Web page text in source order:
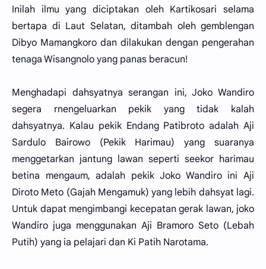
Inilah ilmu yang diciptakan oleh Kartikosari selama
bertapa di Laut Selatan, ditambah oleh gemblengan
Dibyo Mamangkoro dan dilakukan dengan pengerahan
tenaga Wisangnolo yang panas beracun!
Menghadapi dahsyatnya serangan ini, Joko Wandiro
segera rnengeluarkan pekik yang tidak kalah
dahsyatnya. Kalau pekik Endang Patibroto adalah Aji
Sardulo Bairowo (Pekik Harimau) yang suaranya
menggetarkan jantung lawan seperti seekor harimau
betina mengaum, adalah pekik Joko Wandiro ini Aji
Diroto Meto (Gajah Mengamuk) yang lebih dahsyat lagi.
Untuk dapat mengimbangi kecepatan gerak lawan, joko
Wandiro juga menggunakan Aji Bramoro Seto (Lebah
Putih) yang ia pelajari dan Ki Patih Narotama.